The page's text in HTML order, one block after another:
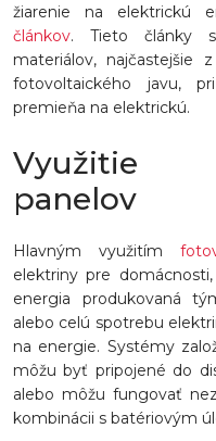
žiarenie na elektrickú
článkov. Tieto články
materiálov, najčastejšie
fotovoltaického javu,
premieňa na elektrickú.
Využitie
panelov
Hlavným využitím
elektriny pre
energia produkovaná
alebo celú spotrebu
na energie. Systémy
môžu byť pripojené do
alebo môžu fungovať
kombinácii s batériovým